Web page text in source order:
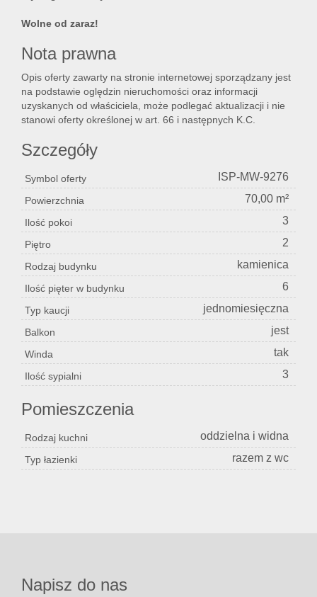
Wolne od zaraz!
Nota prawna
Opis oferty zawarty na stronie internetowej sporządzany jest
na podstawie oględzin nieruchomości oraz informacji
uzyskanych od właściciela, może podlegać aktualizacji i nie
stanowi oferty określonej w art. 66 i następnych K.C.
Szczegóły
Symbol oferty ISP-MW-9276
Powierzchnia 70,00 m²
Ilość pokoi 3
Piętro 2
Rodzaj budynku kamienica
Ilość pięter w budynku 6
Typ kaucji jednomiesięczna
Balkon jest
Winda tak
Ilość sypialni 3
Pomieszczenia
Rodzaj kuchni oddzielna i widna
Typ łazienki razem z wc
Napisz do nas